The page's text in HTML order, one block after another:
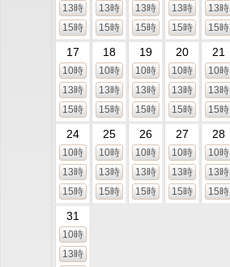
13時
15時
13時
15時
13時
15時
13時
15時
13時
15時
17
10時
13時
15時
18
10時
13時
15時
19
10時
13時
15時
20
10時
13時
15時
21
10時
13時
15時
24
10時
13時
15時
25
10時
13時
15時
26
10時
13時
15時
27
10時
13時
15時
28
10時
13時
15時
31
10時
13時